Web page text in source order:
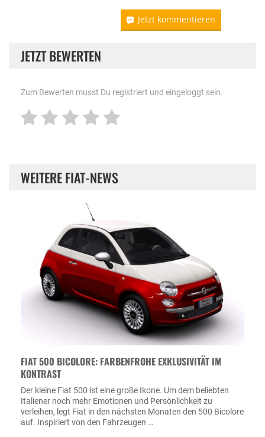
Jetzt kommentieren
JETZT BEWERTEN
Zum Bewerten musst Du registriert und eingeloggt sein.
WEITERE FIAT-NEWS
FIAT 500 BICOLORE: FARBENFROHE EXKLUSIVITÄT IM
KONTRAST
Der kleine Fiat 500 ist eine große Ikone. Um dem beliebten
Italiener noch mehr Emotionen und Persönlichkeit zu
verleihen, legt Fiat in den nächsten Monaten den 500 Bicolore
auf. Inspiriert von den Fahrzeugen …